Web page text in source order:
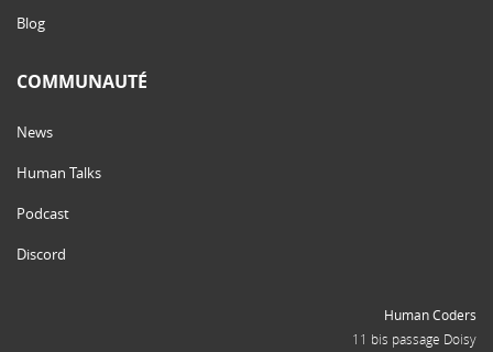
Blog
COMMUNAUTÉ
News
Human Talks
Podcast
Discord
Human Coders
11 bis passage Doisy